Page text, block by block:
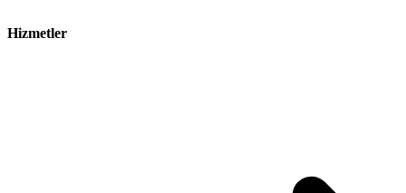
Hizmetler